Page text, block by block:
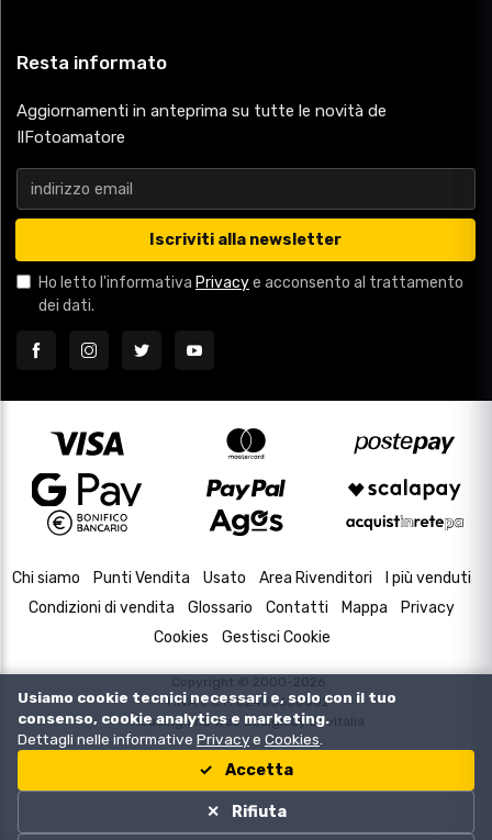
Resta informato
Aggiornamenti in anteprima su tutte le novità de
IlFotoamatore
Iscriviti alla newsletter
Ho letto l'informativa Privacye acconsento al trattamento
dei dati.
Chi siamo Punti Vendita Usato Area Rivenditori
I più venduti
Condizioni di vendita
Glossario Contatti Mappa
Privacy
Cookies
Gestisci Cookie
Copyright © 2000-2026
P.IVA e C.F. 02433630502
Housing and Web Design byDevItalia
Usiamo cookie tecnici necessari e, solo con il tuo
consenso, cookie analytics e marketing.
Dettagli nelle informative Privacye Cookies
Accetta
Rifiuta